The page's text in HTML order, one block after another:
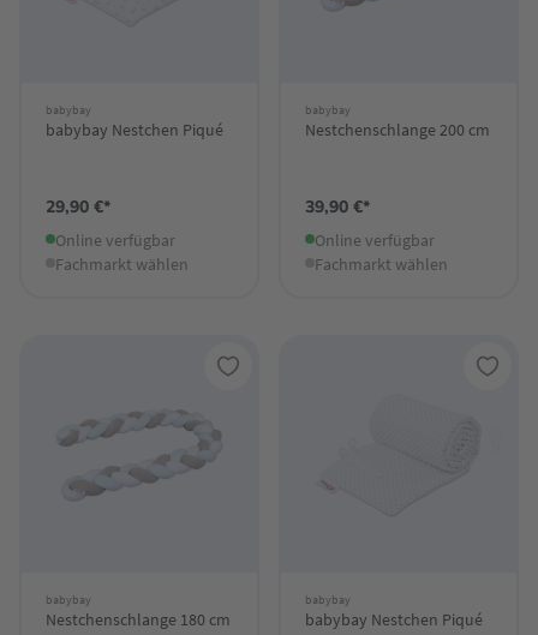
babybay
babybay Nestchen Piqué
29,90 €*
Online verfügbar
Fachmarkt wählen
babybay
Nestchenschlange 200 cm
39,90 €*
Online verfügbar
Fachmarkt wählen
babybay
Nestchenschlange 180 cm
babybay
babybay Nestchen Piqué